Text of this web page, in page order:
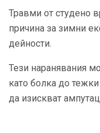
Травми от студено
причина за зимни
дейности.
Тези наранявания
като болка до
да изискват